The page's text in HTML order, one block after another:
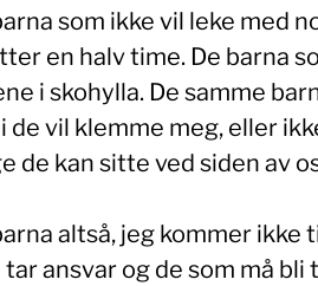
som ikke vil leke med
en halv time. De barna
i skohylla. De samme
de vil klemme meg, eller
de kan sitte ved siden av
altså, jeg kommer ikke
tar ansvar og de som må bli